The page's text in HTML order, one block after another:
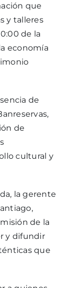
que
y talleres
de la
economía
de
de
cultural y
la gerente
de la
y difundir
que